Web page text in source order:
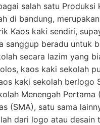
salah satu Produksi
di bandung,
Kaos kaki sendiri,
sanggup beradu untuk
secara lazim yang
kaos kaki sekolah
kaki sekolah berlogo
Menengah Pertama
(SMA), satu sama
dari logo atau desain